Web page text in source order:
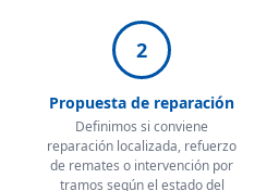
2
Propuesta de reparación
Definimos si conviene
reparación localizada, refuerzo
de remates o intervención por
tramos según el estado del